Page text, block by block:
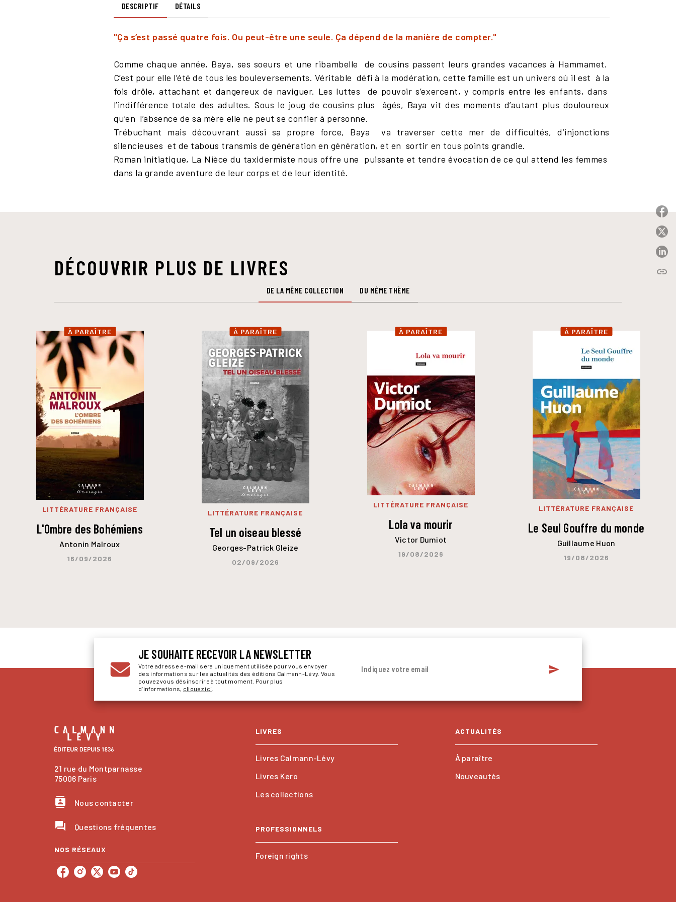
DESCRIPTIF DÉTAILS
"Ça s’est passé quatre fois. Ou peut-être une seule. Ça dépend de la manière de compter."
Comme chaque année, Baya, ses soeurs et une ribambelle de cousins passent leurs grandes vacances à Hammamet.
C’est pour elle l’été de tous les bouleversements. Véritable défi à la modération, cette famille est un univers où il est à la
fois drôle, attachant et dangereux de naviguer. Les luttes de pouvoir s’exercent, y compris entre les enfants, dans
l’indifférence totale des adultes. Sous le joug de cousins plus âgés, Baya vit des moments d’autant plus douloureux
qu’en l’absence de sa mère elle ne peut se confier à personne.
Trébuchant mais découvrant aussi sa propre force, Bayava traverser cette mer de difficultés, d’injonctions
silencieuseset de tabous transmis de génération en génération, et en sortir en tous points grandie.
Roman initiatique, La Nièce du taxidermiste nous offre une puissante et tendre évocation de ce qui attend les femmes
dans la grande aventure de leur corps et de leur identité.
DÉCOUVRIR PLUS DE LIVRES
DE LA MÊME COLLECTION DU MÊME THÈME
À PARAÎTRE
LITTÉRATURE FRANÇAISE
L'Ombre des Bohémiens
Antonin Malroux
16/09/2026
À PARAÎTRE
LITTÉRATURE FRANÇAISE
Tel un oiseau blessé
Georges-Patrick Gleize
02/09/2026
À PARAÎTRE
LITTÉRATURE FRANÇAISE
Lola va mourir
Victor Dumiot
19/08/2026
À PARAÎTRE
LITTÉRATURE FRANÇAISE
Le Seul Gouffre du monde
Guillaume Huon
19/08/2026
link
JE SOUHAITE RECEVOIR LA NEWSLETTER
Votre adresse e-mail sera uniquement utilisée pour vous envoyer
des informations sur les actualités des éditions Calmann-Lévy. Vous
pouvez vous désinscrire à tout moment. Pour plus
d’informations, cliquez ici
Indiquez votre email send
21 rue du Montparnasse
75006 Paris
contacts Nous contacter
question_answer Questions fréquentes
NOS RÉSEAUX
LIVRES
Livres Calmann-Lévy
Livres Kero
Les collections
ACTUALITÉS
À paraître
Nouveautés
PROFESSIONNELS
Foreign rights